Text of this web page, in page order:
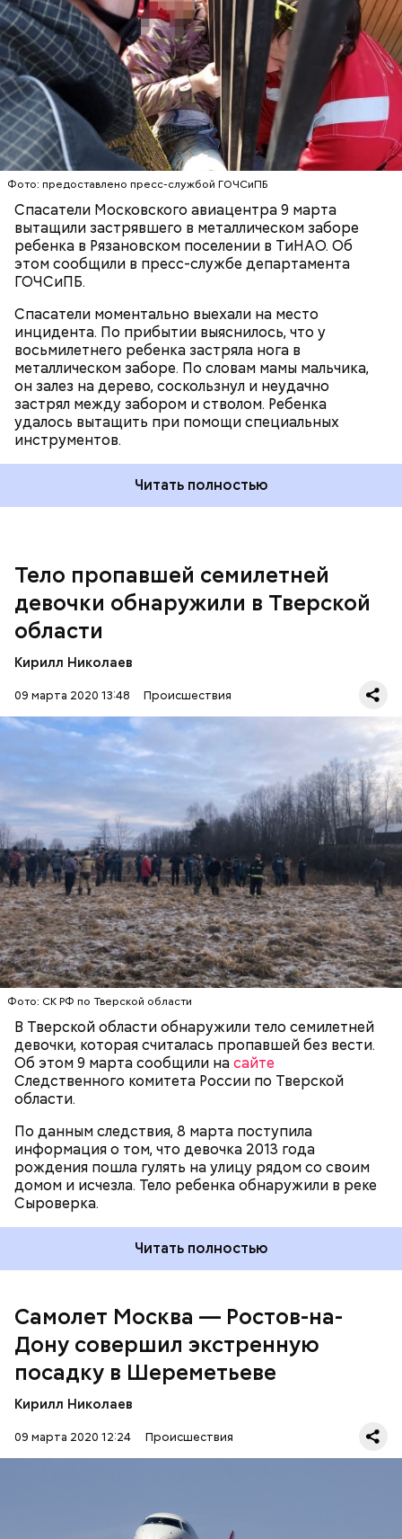
Фото: предоставлено пресс-службой ГОЧСиПБ
Спасатели Московского авиацентра 9 марта
вытащили застрявшего в металлическом заборе
ребенка в Рязановском поселении в ТиНАО. Об
этом сообщили в пресс-службе департамента
ГОЧСиПБ.
Спасатели моментально выехали на место
инцидента. По прибытии выяснилось, что у
восьмилетнего ребенка застряла нога в
металлическом заборе. По словам мамы мальчика,
он залез на дерево, соскользнул и неудачно
застрял между забором и стволом. Ребенка
удалось вытащить при помощи специальных
инструментов.
— Осмотрев напуганного ребенка и не обнаружив
никаких видимых повреждений, спасатели
Московского авиационного центра передали
мальчика маме, — рассказал старший смены,
спасатель ГКУ «МАЦ» Дмитрий Дмитриев.
Читать полностью
МОСКВА ДЕТИ СПАСАТЕЛИ
Тело пропавшей семилетней
девочки обнаружили в Тверской
области
Кирилл Николаев
09 марта 2020 13:48 Происшествия
Фото: СК РФ по Тверской области
В Тверской области обнаружили тело семилетней
девочки, которая считалась пропавшей без вести.
Об этом 9 марта сообщили насайте
Следственного комитета России по Тверской
области.
По данным следствия, 8 марта поступила
информация о том, что девочка 2013 года
рождения пошла гулять на улицу рядом со своим
домом и исчезла. Тело ребенка обнаружили в реке
Сыроверка.
По факту гибели несовершеннолетней возбуждено
уголовное дело. Выясняются все обстоятельства
случившегося.
Читайте также: СК проверит информацию о
госпитализации двух подростков в Москве
Читать полностью
СЛЕДСТВЕННЫЙ КОМИТЕТ
ТВЕРСКАЯ ОБЛАСТЬ
УГОЛОВНЫЕ ДЕЛА
Самолет Москва — Ростов-на-
Дону совершил экстренную
посадку в Шереметьеве
Кирилл Николаев
09 марта 2020 12:24 Происшествия
Отмечается, что самолет совершил несколько
кругов в районе Красноармейска для выработки
топлива.
Читайте также:Самолет Гоа — Самара экстренно
приземлился в Ташкенте из-за инфаркта у
россиянки